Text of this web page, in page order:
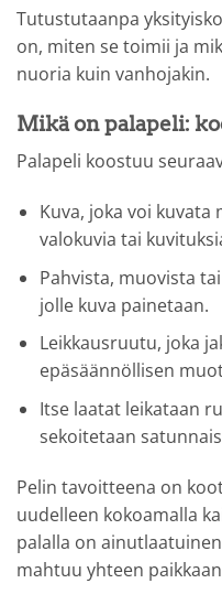
Tutustutaanpa
on, miten se toimii ja
nuoria kuin vanhojakin.
Mikä on palapeli:
Palapeli koostuu
Kuva, joka voi kuvata
valokuvia tai
Pahvista, muovista
jolle kuva painetaan.
Leikkausruutu, joka
epäsäännöllisen
Itse laatat leikataan
sekoitetaan
Pelin tavoitteena on
uudelleen kokoamalla
palalla on
mahtuu yhteen